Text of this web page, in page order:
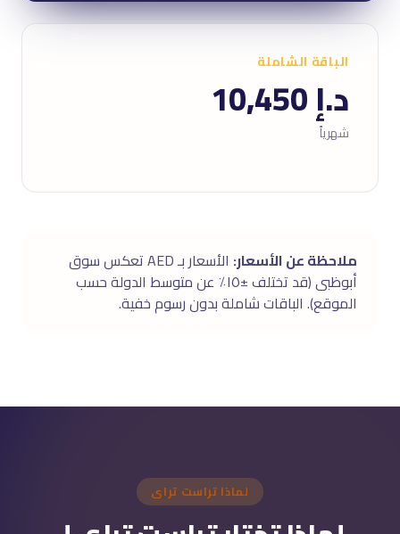
الباقة الشاملة
د.إ 10,450
شهرياً
ملاحظة عن الأسعار:
الأسعار بـ AED تعكس سوق
أبوظبى (قد تختلف ±١٥٪ عن متوسط الدولة حسب
الموقع). الباقات شاملة بدون رسوم خفية.
لماذا تراست تراى